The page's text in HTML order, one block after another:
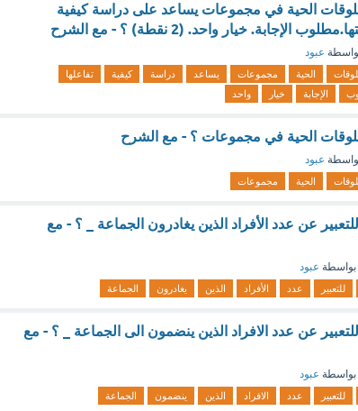
الحية في مجموعات يساعد على دراسة كيفية
خيار واحد. (2 نقطة) ؟ - مع الشرح
عبود
الحية مجموعات يساعد دراسة كيفية
تفاعلها
الإجابة خيار واحد
الحية في مجموعات ؟ - مع الشرح
عبود
الحية مجموعات
عن عدد الأفراد الذين يغادرون الجماعة _ ؟ - مع
بواسطة عبود
للتعبير عدد الأفراد الذين يغادرون الجماعة
عن عدد الافراد الذين ينضمون الى الجماعة _ ؟ - مع
بواسطة عبود
للتعبير عدد الافراد الذين ينضمون الجماعة